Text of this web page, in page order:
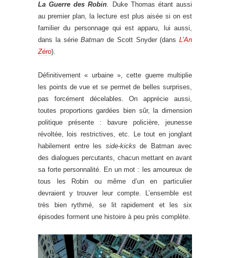
La Guerre des Robin. Duke Thomas étant aussi
au premier plan, la lecture est plus aisée si on est
familier du personnage qui est apparu, lui aussi,
dans la sérieBatman de Scott Snyder (dans L’An
Zéro).
Définitivement « urbaine », cette guerre multiplie
les points de vue et se permet de belles surprises,
pas forcément décelables. On apprécie aussi,
toutes proportions gardées bien sûr, la dimension
politique présente : bavure policière, jeunesse
révoltée, lois restrictives, etc. Le tout en jonglant
habilement entre les side-kicks de Batman avec
des dialogues percutants, chacun mettant en avant
sa forte personnalité. En un mot : les amoureux de
tous les Robin ou même d’un en particulier
devraient y trouver leur compte. L’ensemble est
très bien rythmé, se lit rapidement et les six
épisodes forment une histoire à peu près complète.